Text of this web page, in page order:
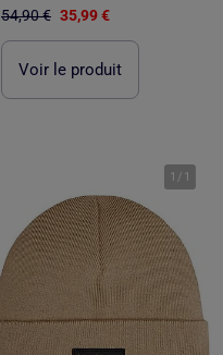
54,90 € 35,99 €
Voir le produit
1 / 1